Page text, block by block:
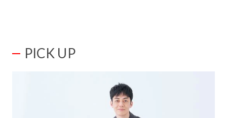
PICK UP